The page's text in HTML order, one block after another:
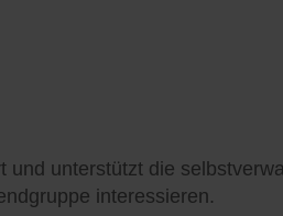
unterstützt die
interessieren.